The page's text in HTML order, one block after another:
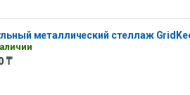
металлический стеллаж
₸